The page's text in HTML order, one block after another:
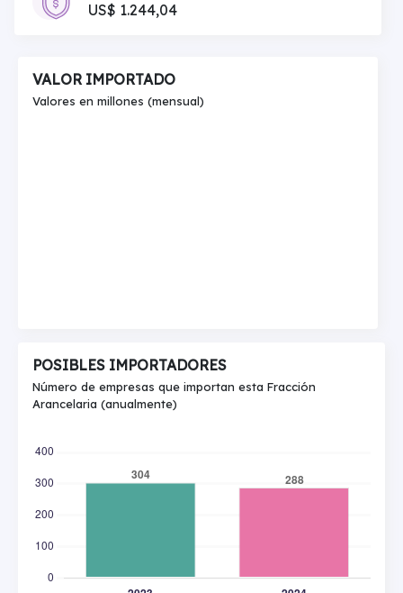
US$ 1.244,04
VALOR IMPORTADO
Valores en millones (mensual)
POSIBLES IMPORTADORES
Número de empresas que importan esta Fracción
Arancelaria (anualmente)